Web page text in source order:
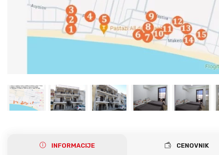
Gerakini
Psakoudia
Metamorfozis
Toroni
Vourvourou
Sarti
Kalamitsi
Istra – Pula
Umag
INFORMACIJE CENOVNIK